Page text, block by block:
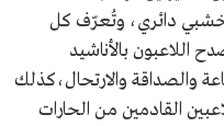
خشبي دائري، وتُعرّف كل
بالأناشيد
والصداقة والارتحال،كذلك
القادمين من الحارات